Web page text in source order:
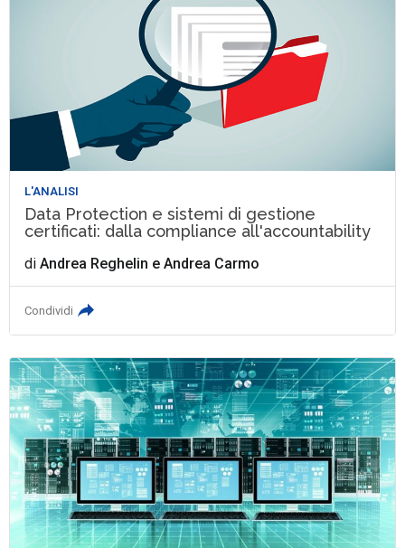
L'ANALISI
Data Protection e sistemi di gestione
certificati: dalla compliance all'accountability
diAndrea Reghelin eAndrea Carmo
Condividi